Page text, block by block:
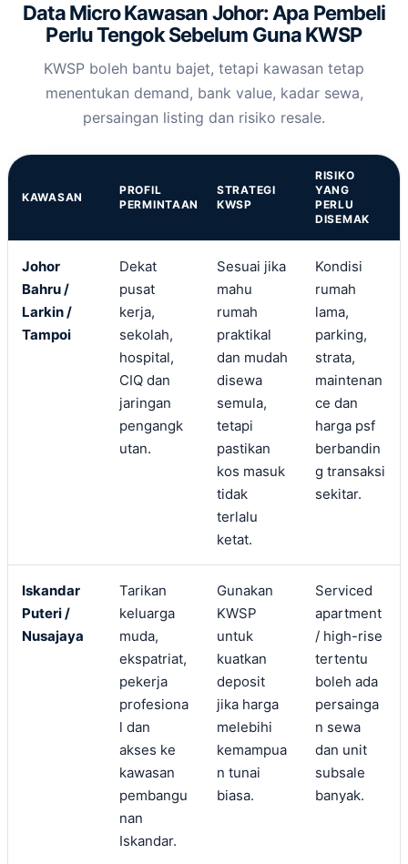
Data Micro Kawasan Johor: Apa Pembeli
Perlu Tengok Sebelum Guna KWSP
KWSP boleh bantu bajet, tetapi kawasan tetap
menentukan demand, bank value, kadar sewa,
persaingan listing dan risiko resale.
KAWASAN
PROFIL
PERMINTAAN
STRATEGI
KWSP
RISIKO
YANG
PERLU
DISEMAK
Johor
Bahru /
Larkin /
Tampoi
Dekat
pusat
kerja,
sekolah,
hospital,
CIQ dan
jaringan
pengangk
utan.
Sesuai jika
mahu
rumah
praktikal
dan mudah
disewa
semula,
tetapi
pastikan
kos masuk
tidak
terlalu
ketat.
Kondisi
rumah
lama,
parking,
strata,
maintenan
ce dan
harga psf
berbandin
g transaksi
sekitar.
Iskandar
Puteri /
Nusajaya
Tarikan
keluarga
muda,
ekspatriat,
pekerja
profesiona
l dan
akses ke
kawasan
pembangu
nan
Iskandar.
Gunakan
KWSP
untuk
kuatkan
deposit
jika harga
melebihi
kemampua
n tunai
biasa.
Serviced
apartment
/ high-rise
tertentu
boleh ada
persainga
n sewa
dan unit
subsale
banyak.